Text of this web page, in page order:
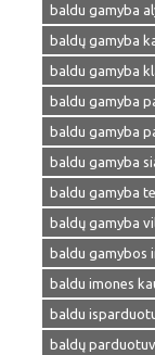
baldu gamyba
baldų gamyba
baldu gamyba
baldu gamyba
baldu gamyba
baldu gamyba
baldu gamyba
baldų gamyba
baldu gamybos
baldu imones
baldu
baldų